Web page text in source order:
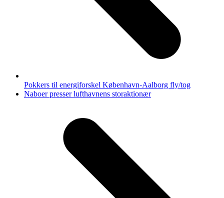
Pokkers til energiforskel København-Aalborg fly/tog
next
Naboer presser lufthavnens storaktionær